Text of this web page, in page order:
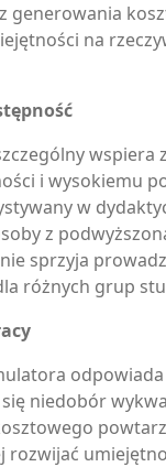
generowania
na
wspiera
i wysokiemu
w
z
sprzyja
różnych grup
niedobór
rozwijać